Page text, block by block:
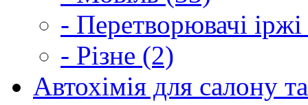
- Перетворювачі
- Різне (2)
Автохімія для салону